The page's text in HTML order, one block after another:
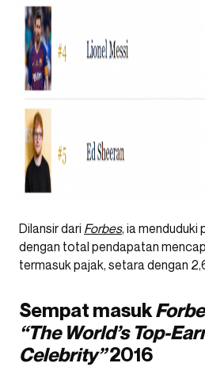
Dilansir dari Forbes, ia
dengan total pendapatan
termasuk pajak, setara dengan
Sempat masuk
“The World’s Top-
Celebrity”2016